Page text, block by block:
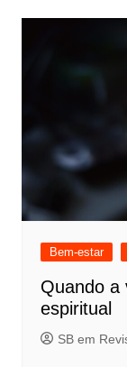
Bem-estar
Quando a
espiritual
SB em